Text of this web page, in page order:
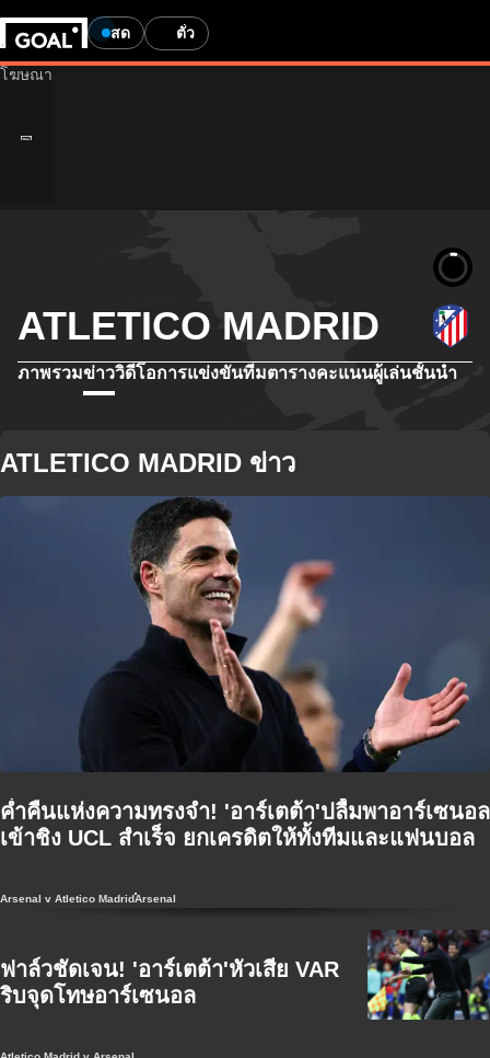
สด ตั๋ว
ATLETICO MADRID
ภาพรวมข่าววิดีโอการแข่งขันทีมตารางคะแนนผู้เล่นชั้นนำ
ATLETICO MADRID ข่าว
ค่ำคืนแห่งความทรงจำ! 'อาร์เตต้า'ปลื้มพาอาร์เซนอล
เข้าชิง UCL สำเร็จ ยกเครดิตให้ทั้งทีมและแฟนบอล
Arsenal v Atletico MadridArsenal
ฟาล์วชัดเจน! 'อาร์เตต้า'หัวเสีย VAR
ริบจุดโทษอาร์เซนอล